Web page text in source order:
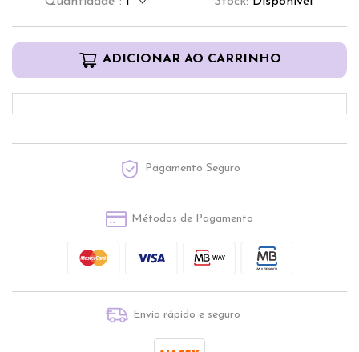
ADICIONAR AO CARRINHO
Pagamento Seguro
Métodos de Pagamento
Envio rápido e seguro